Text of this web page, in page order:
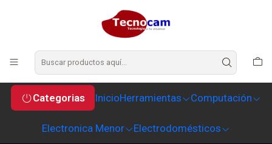
Categorias InicioHerramientas Computación
Electronica Menor Electrodomésticos